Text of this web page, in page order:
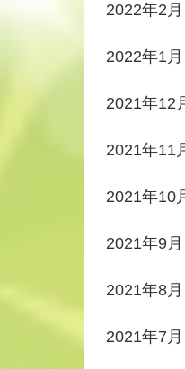
2022年2月
2022年1月
2021年12
2021年11
2021年10
2021年9月
2021年8月
2021年7月